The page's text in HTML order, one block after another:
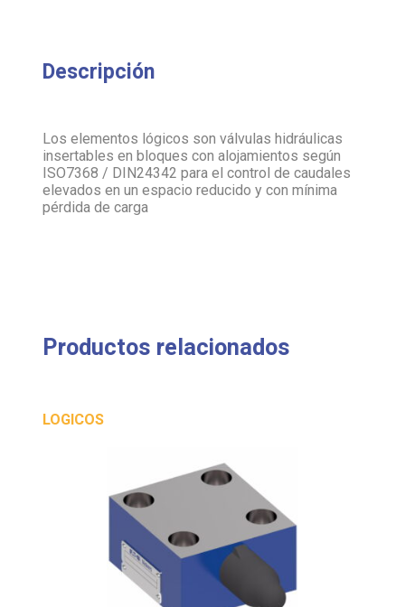
Descripción
Los elementos lógicos son válvulas hidráulicas
insertables en bloques con alojamientos según
ISO7368 / DIN24342 para el control de caudales
elevados en un espacio reducido y con mínima
pérdida de carga
Productos relacionados
LOGICOS